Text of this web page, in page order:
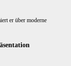
er über moderne